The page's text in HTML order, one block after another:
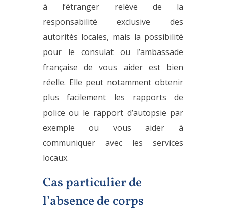
à l’étranger relève de la
responsabilité exclusive des
autorités locales, mais la possibilité
pour le consulat ou l’ambassade
française de vous aider est bien
réelle. Elle peut notamment obtenir
plus facilement les rapports de
police ou le rapport d’autopsie par
exemple ou vous aider à
communiquer avec les services
locaux.
Cas particulier de
l’absence de corps